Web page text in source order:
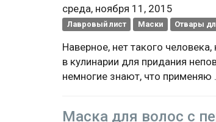
среда, ноября 11, 2015
Лавровый лист Маски Отвары
Наверное, нет такого
в кулинарии для придания
немногие знают, что применяю
Маска для волос с